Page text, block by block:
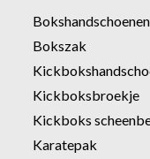
Bokshandschoenen
Bokszak
Kickboksbroekje
Kickboks
Karatepak